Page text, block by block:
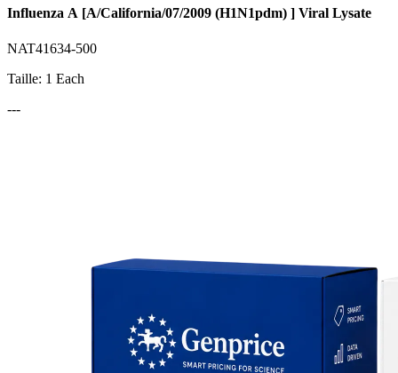
Influenza A [A/California/07/2009 (H1N1pdm) ] Viral Lysate
NAT41634-500
Taille: 1 Each
---